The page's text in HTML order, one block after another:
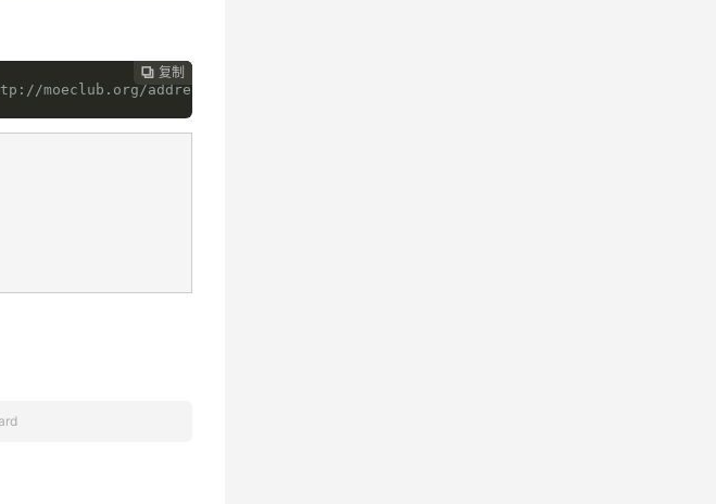
 复制
 复制
 复制
http://moeclub.org/address` POOL='https://deb.debian.org/debian/pool/